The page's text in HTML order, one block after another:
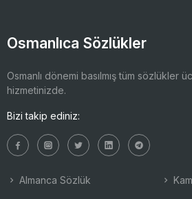
Osmanlıca Sözlükler
Osmanlı dönemi basılmış tüm sözlükler
hizmetinizde.
Bizi takip ediniz:
Almanca Sözlük